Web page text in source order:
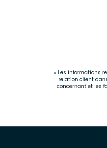
« Les informations
relation client
concernant et les